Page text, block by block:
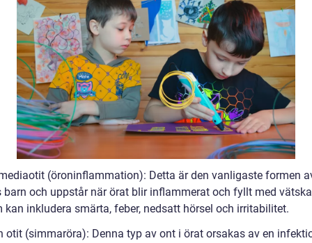
(öroninflammation): Detta är den vanligaste formen
barn och uppstår när örat blir inflammerat och fyllt med
kan inkludera smärta, feber, nedsatt hörsel och irritabilitet.
otit (simmaröra): Denna typ av ont i örat orsakas av en